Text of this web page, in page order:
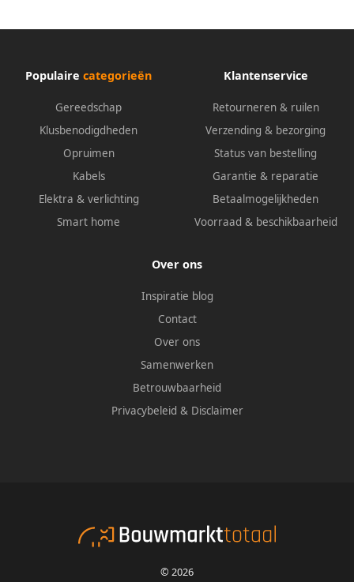
Populaire categorieën
Gereedschap
Klusbenodigdheden
Opruimen
Kabels
Elektra & verlichting
Smart home
Klantenservice
Retourneren & ruilen
Verzending & bezorging
Status van bestelling
Garantie & reparatie
Betaalmogelijkheden
Voorraad & beschikbaarheid
Over ons
Inspiratie blog
Contact
Over ons
Samenwerken
Betrouwbaarheid
Privacybeleid & Disclaimer
© 2026